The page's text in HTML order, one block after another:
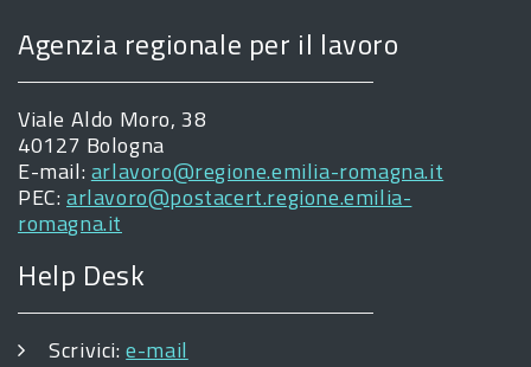
Agenzia regionale per il lavoro
Viale Aldo Moro, 38
40127 Bologna
E-mail: arlavoro@regione.emilia-romagna.it
PEC: arlavoro@postacert.regione.emilia-
romagna.it
Help Desk
Scrivici:e-mail